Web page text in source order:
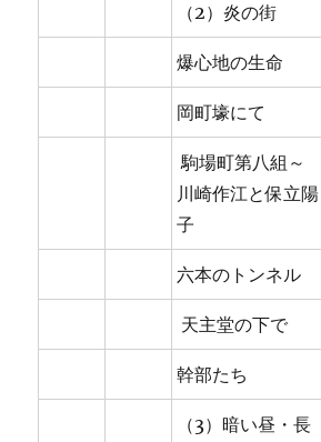
（2）炎の街
爆心地の生命
岡町壕にて
駒場町第八組～
川崎作江と保立陽
子
六本のトンネル
天主堂の下で
幹部たち
（3）暗い昼・長